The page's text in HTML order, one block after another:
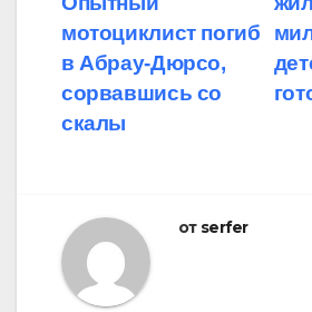
записям
мотоциклист погиб
в Абрау-Дюрсо,
сорвавшись со
скалы
от serfer